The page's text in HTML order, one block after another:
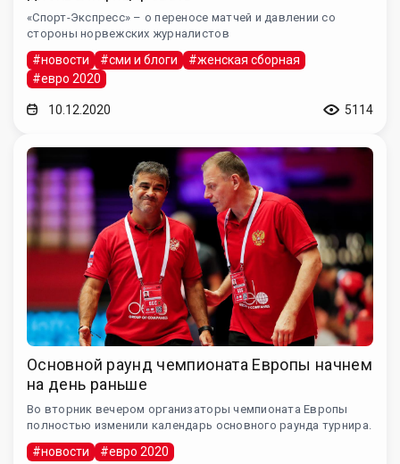
«Спорт-Экспресс» – о переносе матчей и давлении со
стороны норвежских журналистов
#новости #сми и блоги
#женская сборная
#евро 2020
10.12.2020 5114
Основной раунд чемпионата Европы начнем
на день раньше
Во вторник вечером организаторы чемпионата Европы
полностью изменили календарь основного раунда турнира.
#новости #евро 2020